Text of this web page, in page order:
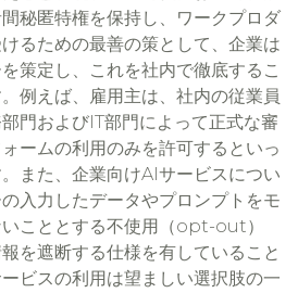
秘匿特権を保持し、ワークプロダ
るための最善の策として、企業は
策定し、これを社内で徹底するこ
例えば、雇用主は、社内の従業員
門およびIT部門によって正式な審
ームの利用のみを許可するといっ
また、企業向けAIサービスについ
入力したデータやプロンプトをモ
こととする不使用（opt-out）
を遮断する仕様を有していること
ビスの利用は望ましい選択肢の一